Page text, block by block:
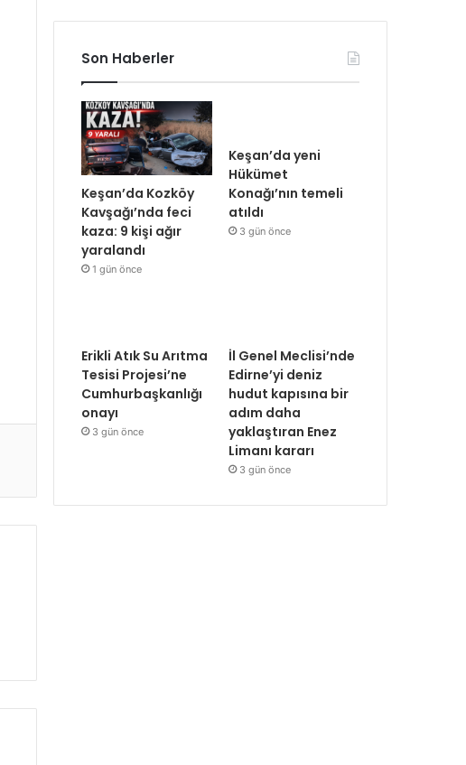
Son Haberler
Keşan’da Kozköy
Kavşağı’nda feci
kaza: 9 kişi ağır
yaralandı
1 gün önce
Keşan’da yeni
Hükümet
Konağı’nın temeli
atıldı
3 gün önce
Erikli Atık Su Arıtma
Tesisi Projesi’ne
Cumhurbaşkanlığı
onayı
3 gün önce
İl Genel Meclisi’nde
Edirne’yi deniz
hudut kapısına bir
adım daha
yaklaştıran Enez
Limanı kararı
3 gün önce